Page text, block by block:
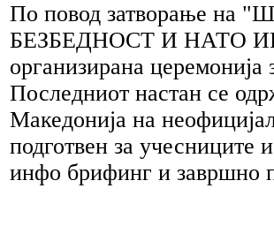
По повод затворање
БЕЗБЕДНОСТ И НАТО
организирана
Последниот настан се
Македонија на
подготвен за
инфо брифинг и завршно